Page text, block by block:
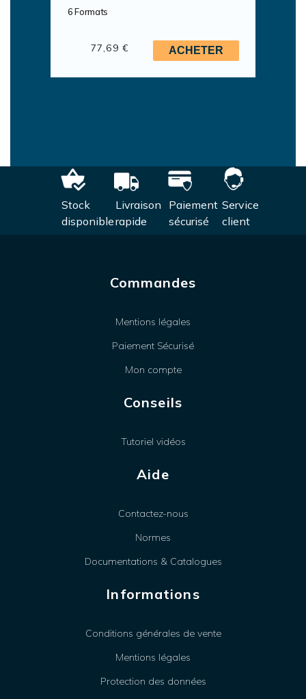
6 Formats
77,69 € ACHETER
Stock
disponible
Livraison
rapide
Paiement
sécurisé
Service
client
Commandes
Mentions légales
Paiement Sécurisé
Mon compte
Conseils
Tutoriel vidéos
Aide
Contactez-nous
Normes
Documentations & Catalogues
Informations
Conditions générales de vente
Mentions légales
Protection des données